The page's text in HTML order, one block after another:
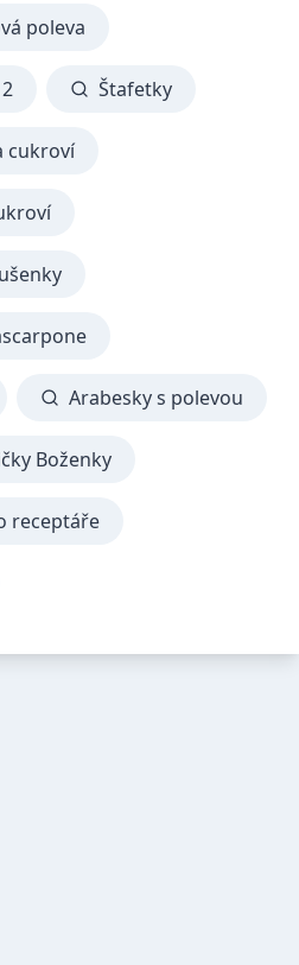
poleva
Štafetky
cukroví
Arabesky s polevou
Boženky
receptáře